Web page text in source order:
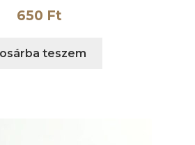
650 Ft
teszem